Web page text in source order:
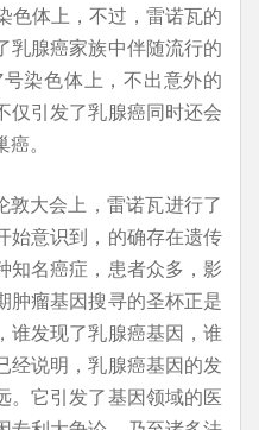
色体上，不过，雷诺瓦的
乳腺癌家族中伴随流行的
染色体上，不出意外的
仅引发了乳腺癌同时还会
。
大会上，雷诺瓦进行了
始意识到，的确存在遗传
知名癌症，患者众多，影
肿瘤基因搜寻的圣杯正是
谁发现了乳腺癌基因，谁
经说明，乳腺癌基因的发
。它引发了基因领域的医